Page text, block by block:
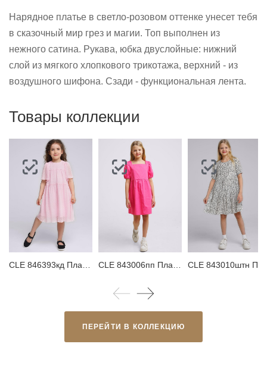
Нарядное платье в светло-розовом оттенке унесет тебя
в сказочный мир грез и магии. Топ выполнен из
нежного сатина. Рукава, юбка двуслойные: нижний
слой из мягкого хлопкового трикотажа, верхний - из
воздушного шифона. Сзади - функциональная лента.
Товары коллекции
ПЕРЕЙТИ В КОЛЛЕКЦИЮ